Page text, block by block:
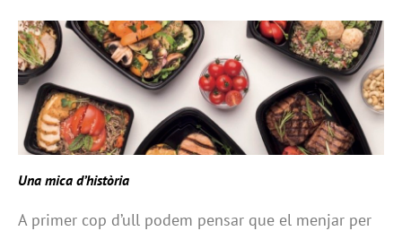
Una mica d’història
A primer cop d’ull podem pensar que el menjar per